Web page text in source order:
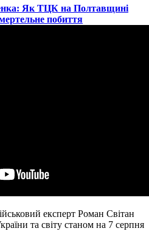
Як ТЦК на Полтавщині
побиття
експерт Роман Світан
та світу станом на 7 серпня